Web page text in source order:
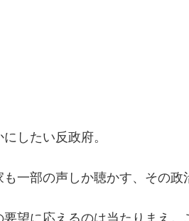
したい反政府。
一部の声しか聴かす、その政
望に応えるのは当たりまえ。